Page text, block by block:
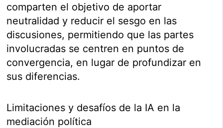
comparten el objetivo de aportar
neutralidad y reducir el sesgo en las
discusiones, permitiendo que las partes
involucradas se centren en puntos de
convergencia, en lugar de profundizar en
sus diferencias.
Limitaciones y desafíos de la IA en la
mediación política